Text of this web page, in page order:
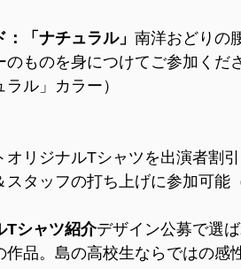
：「ナチュラル」 南洋おどりの
のものを身につけてご参加く
ル」カラー）
オリジナルTシャツを出演者割
スタッフの打ち上げに参加可能
Tシャツ紹介デザイン公募で選
作品。島の高校生ならではの感